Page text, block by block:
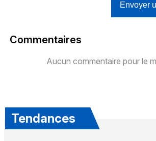
Envoyer
Commentaires
Aucun commentaire pour le
Tendances